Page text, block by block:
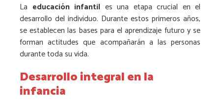
La educación infantil es una etapa crucial en el
desarrollo del individuo. Durante estos primeros años,
se establecen las bases para el aprendizaje futuro y se
forman actitudes que acompañarán a las personas
durante toda su vida.
Desarrollo integral en la
infancia